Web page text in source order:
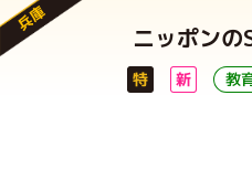
兵庫
ニッポン
特 新 教